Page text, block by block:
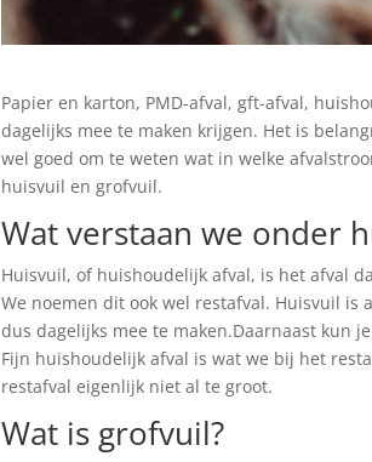
Papier en karton, PMD-afval, gft-afval,
dagelijks mee te maken krijgen. Het is
wel goed om te weten wat in welke
huisvuil en grofvuil.
Wat verstaan we onder
Huisvuil, of huishoudelijk afval, is het afval
We noemen dit ook wel restafval. Huisvuil
dus dagelijks mee te maken.Daarnaast kun
Fijn huishoudelijk afval is wat we bij het
restafval eigenlijk niet al te groot.
Wat is grofvuil?